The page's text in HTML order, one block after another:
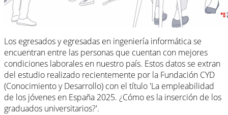
Los egresados y egresadas en ingeniería informática se
encuentran entre las personas que cuentan con mejores
condiciones laborales en nuestro país. Estos datos se extran
del estudio realizado recientemente por la Fundación CYD
(Conocimiento y Desarrollo) con el título 'La empleabilidad
de los jóvenes en España 2025. ¿Cómo es la inserción de los
graduados universitarios?'.